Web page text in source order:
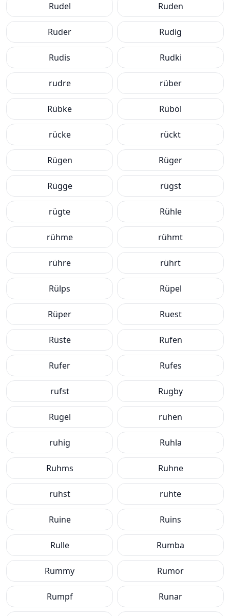
Rudel Ruden
Ruder Rudig
Rudis Rudki
rudre rüber
Rübke Rüböl
rücke rückt
Rügen Rüger
Rügge rügst
rügte Rühle
rühme rühmt
rühre rührt
Rülps Rüpel
Rüper Ruest
Rüste Rufen
Rufer Rufes
rufst Rugby
Rugel ruhen
ruhig Ruhla
Ruhms Ruhne
ruhst ruhte
Ruine Ruins
Rulle Rumba
Rummy Rumor
Rumpf Runar